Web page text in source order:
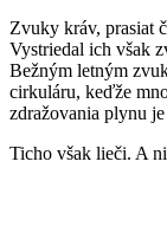
Zvuky kráv, prasiat
Vystriedal ich však
Bežným letným
cirkuláru, keďže
zdražovania plynu
Ticho však lieči. A